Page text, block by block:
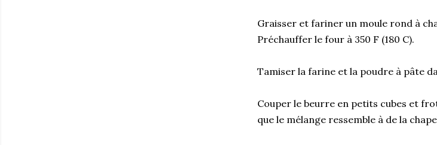
Graisser et fariner un moule rond à
Préchauffer le four à 350 F (180 C).
Tamiser la farine et la poudre à pâte
Couper le beurre en petits cubes et
que le mélange ressemble à de la